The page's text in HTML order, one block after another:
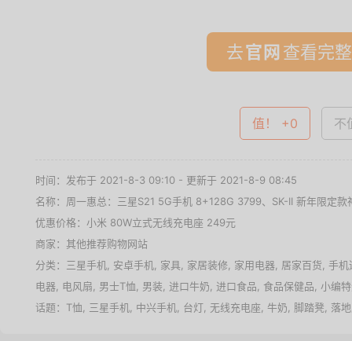
去 查看完
值！ +0 不
时间：发布于 2021-8-3 09:10 - 更新于 2021-8-9 08:45
名称： 周一惠总：三星S21 5G手机 8+128G 3799、SK-II 新年限定
优惠价格： 小米 80W立式无线充电座 249元
商家：其他推荐购物网站
分类： 三星手机 安卓手机 家具 家居装修 家用电器 居家百货 手机
电器 电风扇 男士T恤 男装 进口牛奶 进口食品 食品保健品 小编
话题： T恤 三星手机 中兴手机 台灯 无线充电座 牛奶 脚踏凳 落